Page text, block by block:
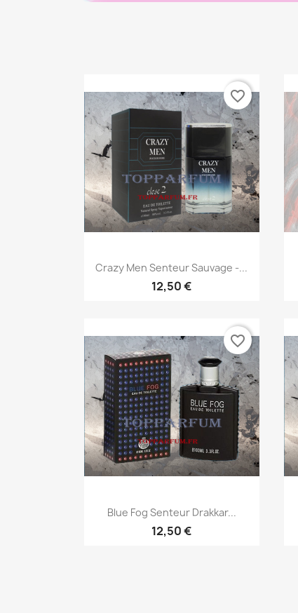
Aperçu rapide
Crazy Men Senteur Sauvage -...
12,50 €
favorite_border
Aperçu rapide
Blue Fog Senteur Drakkar...
12,50 €
favorite_border